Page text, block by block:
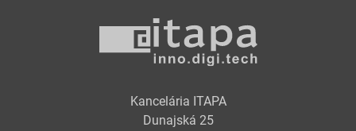
Kancelária ITAPA
Dunajská 25